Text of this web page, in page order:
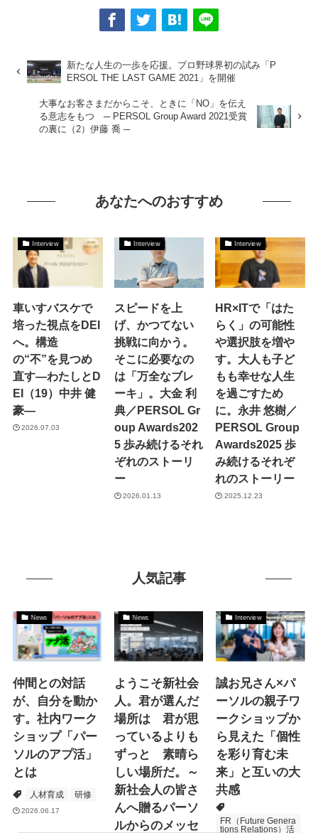
新たな人生の一歩を応援。プロ野球界初の試み「P
ERSOL THE LAST GAME 2021」を開催
大事なお客さまだからこそ、ときに「NO」を伝え
る意志をもつ ─ PERSOL Group Award 2021受賞
の裏に（2）伊藤 喬 ─
あなたへのおすすめ
Interview
車いすバスケで
培った視点をDEI
へ。構造
の“不”を見つめ
直す―わたしとD
EI（19）中井 健
豪―
2026.07.03
Interview
スピードを上
げ、かつてない
挑戦に向かう。
そこに必要なの
は「万全なブレ
ーキ」。大金 利
典／PERSOL Gr
oup Awards202
5 歩み続けるそれ
ぞれのストーリ
ー
2026.01.13
Interview
HR×ITで「はた
らく」の可能性
や選択肢を増や
す。大人も子ど
もも幸せな人生
を過ごすため
に。永井 悠樹／
PERSOL Group
Awards2025 歩
み続けるそれぞ
れのストーリー
2025.12.23
人気記事
News
仲間との対話
が、自分を動か
す。社内ワーク
ショップ「パー
ソルのアプ活」
とは
人材育成 研修
2026.06.17
News
ようこそ新社会
人。君が選んだ
場所は 君が思
っているよりも
ずっと 素晴ら
しい場所だ。～
新社会人の皆さ
んへ贈るパーソ
ルからのメッセ
Interview
誠お兄さん×パ
ーソルの親子ワ
ークショップか
ら見えた「個性
を彩り育む未
来」と互いの大
共感
FR（Future Genera
tions Relations）活